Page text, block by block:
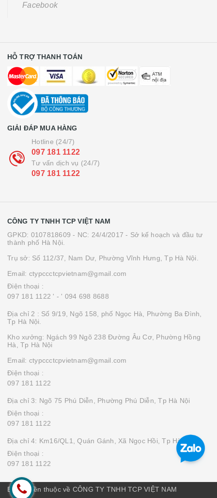
Facebook
HỖ TRỢ THANH TOÁN
GIẢI ĐÁP MUA HÀNG
Hotline (24/7)
097 181 1122
Tư vấn dịch vụ (24/7)
097 181 1122
CÔNG TY TNHH TCP VIỆT NAM
GPKD: 0107818609 - NC: 24/4/2017 - Sở kế hoạch và đầu tư
thành phố Hà Nội.
Trụ sở: Số 112/37, Nam Dư, Phường Vĩnh Hưng, Tp Hà Nội.
Email: ctypccctcpvietnam@gmail.com
Điện thoại :
097 181 1122 ' - ' 094 698 8688
Địa chỉ 2 : Số 9/19, Ngõ 158, phố Ngọc Hà, Phường Ba Đình,
Tp Hà Nội.
Kho xưởng: Ngách 99 Ngõ 238 Đường Âu Cơ, Phường Hồng
Hà, Tp Hà Nội
Email: ctypccctcpvietnam@gmail.com
Điện thoại :
097 181 1122
Địa chỉ 3: Ngõ 75 Phú Diễn, Phường Phú Diễn, Tp Hà Nội
Điện thoại :
097 181 1122
Địa chỉ 4: Km16/QL1, Quán Gánh, Xã Ngọc Hồi, Tp Hà Nội
Điện thoại :
097 181 1122
Bản quyền thuộc về CÔNG TY TNHH TCP VIỆT NAM